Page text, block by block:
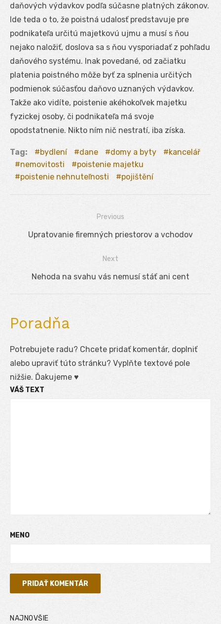
daňových výdavkov podľa súčasne platných zákonov.
Ide teda o to, že poistná udalosť predstavuje pre
podnikateľa určitú majetkovú ujmu a musí s ňou
nejako naložiť, doslova sa s ňou vysporiadať z pohľadu
daňového systému. Inak povedané, od začiatku
platenia poistného môže byť za splnenia určitých
podmienok súčasťou daňovo uznaných výdavkov.
Takže ako vidíte, poistenie akéhokoľvek majetku
fyzickej osoby, či podnikateľa má svoje
opodstatnenie. Nikto ním nič nestratí, iba získa.
Tag: bydlení dane domy a byty
kancelář
nemovitosti
poistenie majetku
poistenie nehnuteľnosti
pojištění
Navigácia
Previous
Previous
Upratovanie firemných priestorov a vchodov
Next
Next
Nehoda na svahu vás nemusí stáť ani cent
Poradňa
Potrebujete radu? Chcete pridať komentár, doplniť
alebo upraviť túto stránku? Vyplňte textové pole
nižšie. Ďakujeme ♥
VÁŠ TEXT
MENO
NAJNOVŠIE